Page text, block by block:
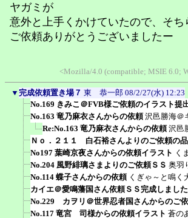
ヤガミが
意外と上手くかけていたので、そ
ご依頼ありがとうございましたー
<Mozilla/4.0 (compatible; MSIE 6.0;
▼ 完成依頼置き場７ 東 恭一郎 08/2/27(水) 12:23
No.169 きみこ＠FVB様ご依頼のイラスト提
No.163 竜乃麻衣さんからの依頼 沢邑勝海＠
Re:No.163 竜乃麻衣さんからの依頼 沢邑
Ｎｏ．２１１ 白石裕さんよりのご依頼の品
No197 葉崎京夜さんからの依頼イラスト く
No.204 風野緋璃さまよりのご依頼ＳＳ 奥羽
No.114 蝶子さんからの依頼 くぎゃ～と鳴く
カイエ＠愛鳴藩国さん依頼ＳＳ完成しました
No.229 カヲリ＠世界忍者国さんからのご
No.117 竜宮 司様からの依頼イラスト 蒼の